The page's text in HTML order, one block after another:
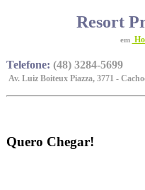
Resort
em
Telefone: (48) 3284-5699
Av. Luiz Boiteux Piazza, 3771 -
Quero Chegar!